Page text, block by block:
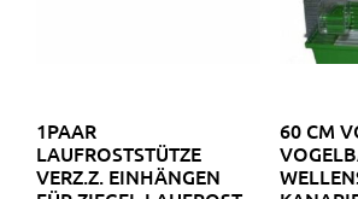
1PAAR
LAUFROSTSTÜTZE
VERZ.Z. EINHÄNGEN
60 CM